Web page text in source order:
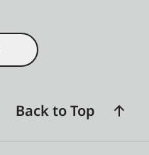
Back to Top